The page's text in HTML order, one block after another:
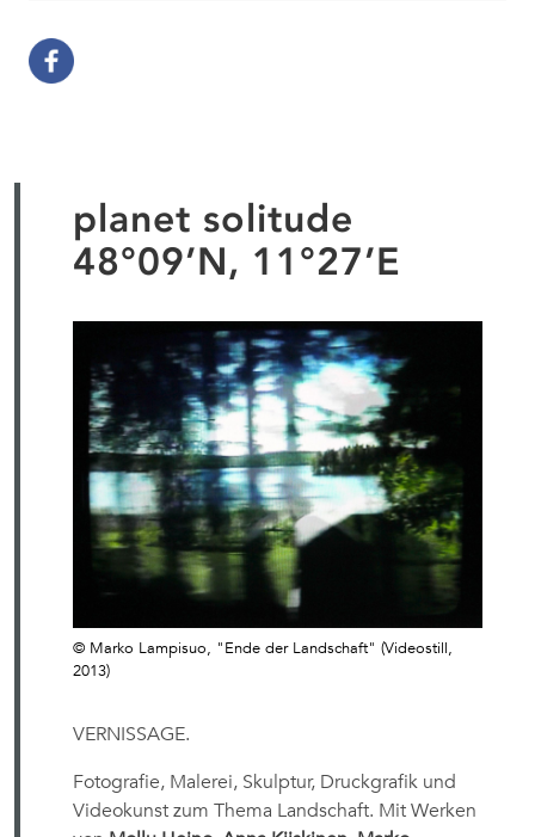
planet solitude
48°09’N, 11°27’E
© Marko Lampisuo, "Ende der Landschaft" (Videostill,
2013)
VERNISSAGE.
Fotografie, Malerei, Skulptur, Druckgrafik und
Videokunst zum Thema Landschaft. Mit Werken